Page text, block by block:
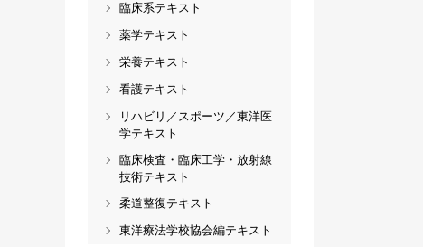
臨床系テキスト
薬学テキスト
栄養テキスト
看護テキスト
リハビリ／スポーツ／東洋医
学テキスト
臨床検査・臨床工学・放射線
技術テキスト
柔道整復テキスト
東洋療法学校協会編テキスト